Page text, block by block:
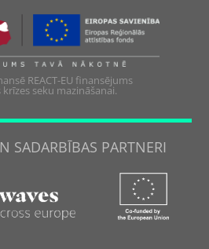
REACT-EU finansējums
seku mazināšanai.
SADARBĪBAS PARTNERI